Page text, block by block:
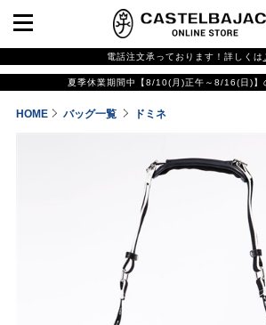
電話注文承っております！詳しくは
夏季休業期間中【8/10(月)正午～8/16(日)】
HOME バッグ一覧 ドミネ